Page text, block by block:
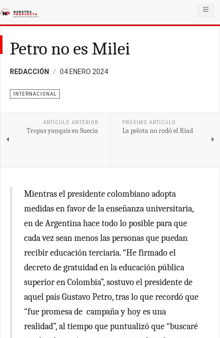
Petro no es Milei
REDACCIÓN 04 ENERO 2024
INTERNACIONAL
ARTÍCULO ANTERIOR
Tropas yanquis en Suecia
PRÓXIMO ARTÍCULO
La pelota no rodó el Riad
Mientras el presidente colombiano adopta
medidas en favor de la enseñanza universitaria,
en de Argentina hace todo lo posible para que
cada vez sean menos las personas que puedan
recibir educación terciaria. “He firmado el
decreto de gratuidad en la educación pública
superior en Colombia”, sostuvo el presidente de
aquel país Gustavo Petro, tras lo que recordó que
“fue promesa de campaña y hoy es una
realidad”, al tiempo que puntualizó que “buscaré